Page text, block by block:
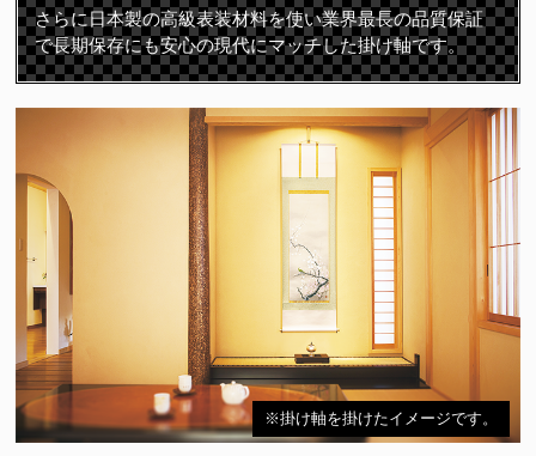
さらに日本製の高級表装材料を使い業界最長の品質保証
で長期保存にも安心の現代にマッチした掛け軸です。
※掛け軸を掛けたイメージです。